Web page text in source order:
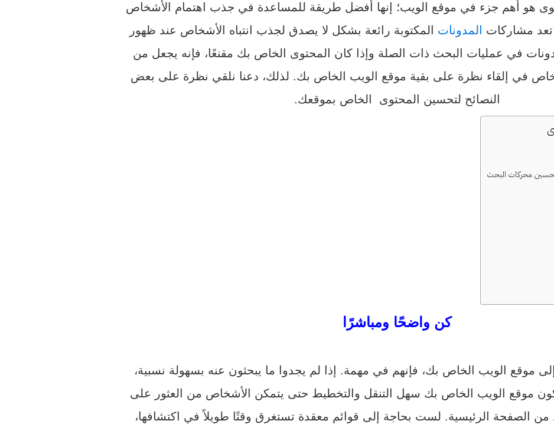
هو أهم جزء في موقع الويب؛ إنها أفضل طريقة للمساعدة في جذب اهتمام الأشخاص
تعد مشاركات
المدونات المكتوبة رائعة بشكل لا يصدق لجذب انتباه الأشخاص عند ظهور
في عمليات البحث ذات الصلة وإذا كان المحتوى الخاص بك مقنعًا، فإنه يجعل من
في إلقاء نظرة على بقية موقع الويب الخاص بك. لذلك، دعنا نلقي نظرة على بعض
النصائح لتحسين المحتوى الخاص بموقعك.
محركات البحث
كن واضحًا ومباشرًا
موقع الويب الخاص بك، فإنهم في مهمة. إذا لم يجدوا ما يبحثون عنه بسهولة نسبية،
موقع الويب الخاص بك سهل التنقل والتخطيط حتى يتمكن الأشخاص من العثور على
من الصفحة الرئيسية. لست بحاجة إلى قوائم معقدة تستغرق وقتًا طويلاً في اكتشافها،